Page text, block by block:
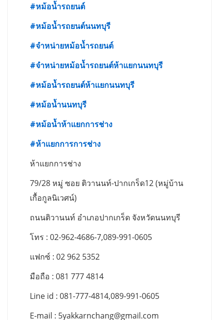
#หม้อน้ำรถยนต์
#หม้อน้ำรถยนต์นนทบุรี
#จำหน่ายหม้อน้ำรถยนต์
#จำหน่ายหม้อน้ำรถยนต์ห้าแยกนนทบุรี
#หม้อน้ำรถยนต์ห้าแยกนนทบุรี
#หม้อน้ำนนทบุรี
#หม้อน้ำห้าแยกการช่าง
#ห้าแยกการการช่าง
ห้าแยกการช่าง
79/28 หมู่ ซอย ติวานนท์-ปากเกร็ด12 (หมู่บ้าน
เกื้อกูลนิเวศน์)
ถนนติวานนท์ อำเภอปากเกร็ด จังหวัดนนทบุรี
โทร : 02-962-4686-7,089-991-0605
แฟกซ์ : 02 962 5352
มือถือ : 081 777 4814
Line id : 081-777-4814,089-991-0605
E-mail : 5yakkarnchang@gmail.com